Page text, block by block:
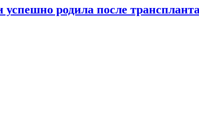
родила после